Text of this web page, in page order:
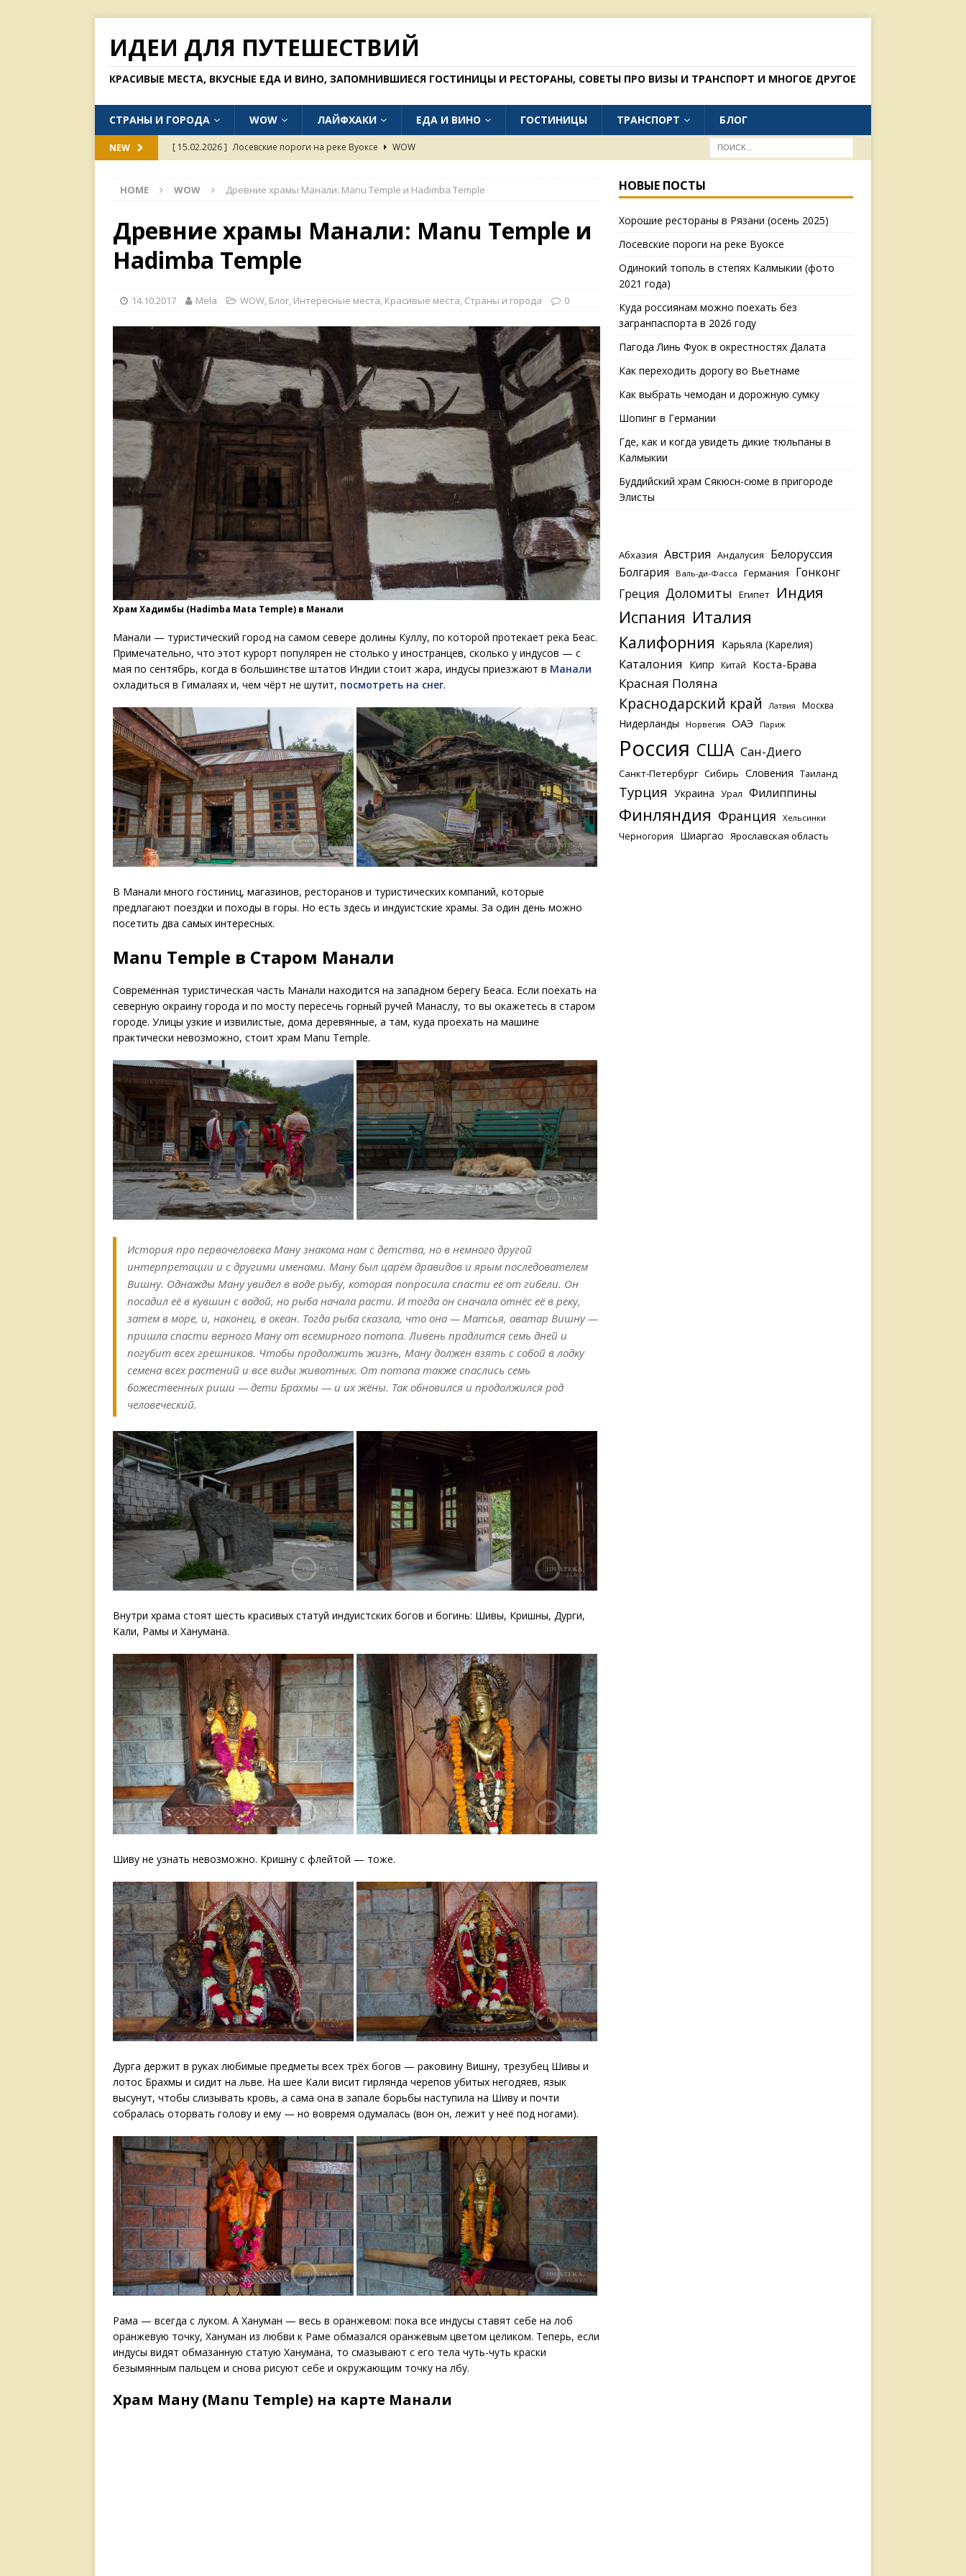
ИДЕИ ДЛЯ ПУТЕШЕСТВИЙ
КРАСИВЫЕ МЕСТА, ВКУСНЫЕ ЕДА И ВИНО, ЗАПОМНИВШИЕСЯ ГОСТИНИЦЫ И РЕСТОРАНЫ, СОВЕТЫ ПРО ВИЗЫ И ТРАНСПОРТ И МНОГОЕ ДРУГОЕ
СТРАНЫ И ГОРОДА WOW ЛАЙФХАКИ ЕДА И ВИНО ГОСТИНИЦЫ ТРАНСПОРТ БЛОГ
NEW [ 15.02.2026 ] Лосевские пороги на реке Вуоксе
WOW
[ 26.01.2026 ] Куда россиянам можно поехать без загранпаспорта в 2026 году
Пагода Линь Фуок в окрестностях Далата
WOW
Хорошие рестораны в Рязани (осень 2025)
HOME WOW Древние храмы Манали: Manu Temple и Hadimba Temple
Древние храмы Манали: Manu Temple и
Hadimba Temple
14.10.2017 Mela WOW, Блог, Интересные места, Красивые места, Страны и города 0
Храм Хадимбы (Hadimba Mata Temple) в Манали
Манали — туристический город на самом севере долины Куллу, по которой протекает река Беас.
Примечательно, что этот курорт популярен не столько у иностранцев, сколько у индусов — с
мая по сентябрь, когда в большинстве штатов Индии стоит жара, индусы приезжают в Манали
охладиться в Гималаях и, чем чёрт не шутит, посмотреть на снег.
В Манали много гостиниц, магазинов, ресторанов и туристических компаний, которые
предлагают поездки и походы в горы. Но есть здесь и индуистские храмы. За один день можно
посетить два самых интересных.
Manu Temple в Старом Манали
Современная туристическая часть Манали находится на западном берегу Беаса. Если поехать на
северную окраину города и по мосту пересечь горный ручей Манаслу, то вы окажетесь в старом
городе. Улицы узкие и извилистые, дома деревянные, а там, куда проехать на машине
практически невозможно, стоит храм Manu Temple.
История про первочеловека Ману знакома нам с детства, но в немного другой
интерпретации и с другими именами. Ману был царём дравидов и ярым последователем
Вишну. Однажды Ману увидел в воде рыбу, которая попросила спасти её от гибели. Он
посадил её в кувшин с водой, но рыба начала расти. И тогда он сначала отнёс её в реку,
затем в море, и, наконец, в океан. Тогда рыба сказала, что она — Матсья, аватар Вишну —
пришла спасти верного Ману от всемирного потопа. Ливень продлится семь дней и
погубит всех грешников. Чтобы продолжить жизнь, Ману должен взять с собой в лодку
семена всех растений и все виды животных. От потопа также спаслись семь
божественных риши — дети Брахмы — и их жёны. Так обновился и продолжился род
человеческий.
Внутри храма стоят шесть красивых статуй индуистских богов и богинь: Шивы, Кришны, Дурги,
Кали, Рамы и Ханумана.
Шиву не узнать невозможно. Кришну с флейтой — тоже.
Дурга держит в руках любимые предметы всех трёх богов — раковину Вишну, трезубец Шивы и
лотос Брахмы и сидит на льве. На шее Кали висит гирлянда черепов убитых негодяев, язык
высунут, чтобы слизывать кровь, а сама она в запале борьбы наступила на Шиву и почти
собралась оторвать голову и ему — но вовремя одумалась (вон он, лежит у неё под ногами).
Рама — всегда с луком. А Хануман — весь в оранжевом: пока все индусы ставят себе на лоб
оранжевую точку, Хануман из любви к Раме обмазался оранжевым цветом целиком. Теперь, если
индусы видят обмазанную статую Ханумана, то смазывают с его тела чуть-чуть краски
безымянным пальцем и снова рисуют себе и окружающим точку на лбу.
Храм Ману (Manu Temple) на карте Манали
НОВЫЕ ПОСТЫ
Хорошие рестораны в Рязани (осень 2025)
Лосевские пороги на реке Вуоксе
Одинокий тополь в степях Калмыкии (фото
2021 года)
Куда россиянам можно поехать без
загранпаспорта в 2026 году
Пагода Линь Фуок в окрестностях Далата
Как переходить дорогу во Вьетнаме
Как выбрать чемодан и дорожную сумку
Шопинг в Германии
Где, как и когда увидеть дикие тюльпаны в
Калмыкии
Буддийский храм Сякюсн-сюме в пригороде
Элисты
Абхазия Австрия Андалусия
Белоруссия
Болгария
Валь-ди-Фасса Германия
Гонконг
Греция Доломиты Египет Индия
Испания Италия
Калифорния Карьяла (Карелия)
Каталония Кипр Китай Коста-Брава
Красная Поляна
Краснодарский край Латвия Москва
Нидерланды Норвегия ОАЭ Париж
Россия США Сан-Диего
Санкт-Петербург Сибирь Словения Таиланд
Турция Украина Урал Филиппины
Финляндия Франция Хельсинки
Черногория Шиаргао Ярославская область